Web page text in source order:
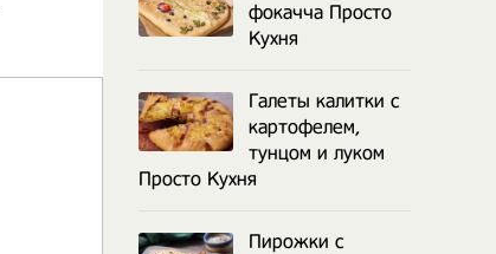
фокачча Просто
Кухня
Галеты калитки с
картофелем,
тунцом и луком
Просто Кухня
Пирожки с